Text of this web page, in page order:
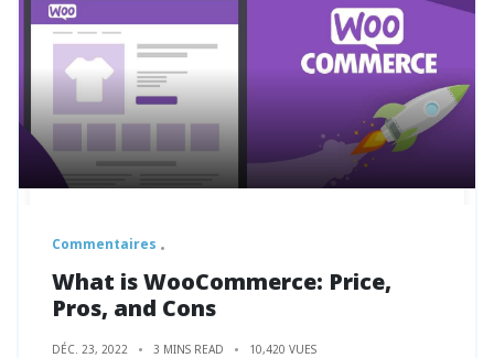
Commentaires
What is WooCommerce: Price,
Pros, and Cons
DÉC. 23, 2022 3 MINS READ 10,420 VUES